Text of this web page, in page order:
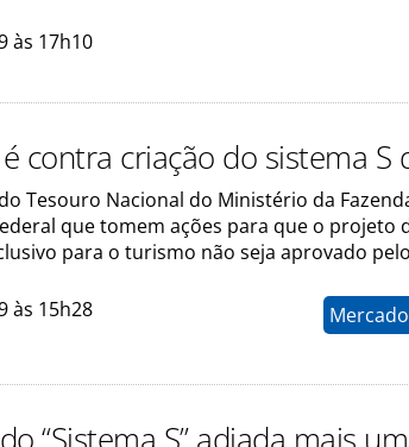
às 17h10
contra criação do sistema S
Tesouro Nacional do Ministério da
que tomem ações para que o projeto
para o turismo não seja aprovado
às 15h28